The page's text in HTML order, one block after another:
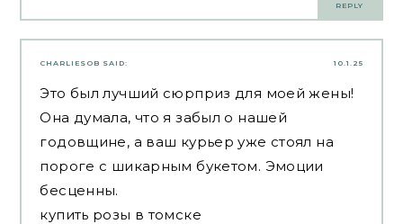
REPLY
10.1.25
CHARLIESOB SAID:
Это был лучший сюрприз для моей жены!
Она думала, что я забыл о нашей
годовщине, а ваш курьер уже стоял на
пороге с шикарным букетом. Эмоции
бесценны.
купить розы в томске